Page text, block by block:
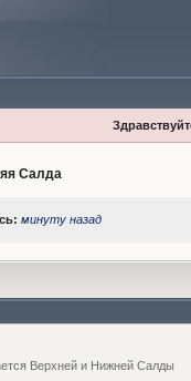
Салда
минуту назад
Верхней и Нижней Салды